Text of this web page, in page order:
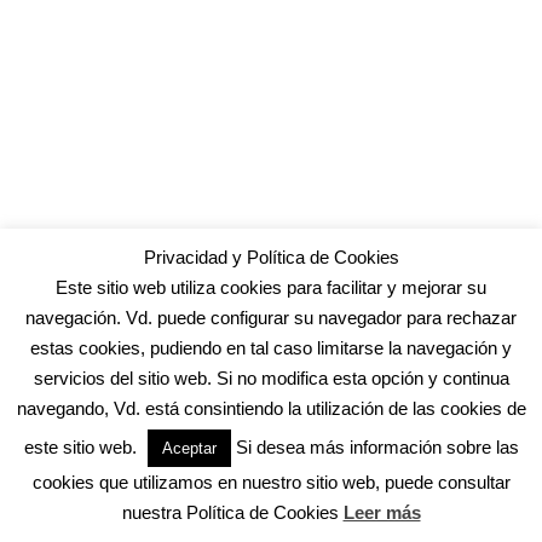
Privacidad y Política de Cookies
Este sitio web utiliza cookies para facilitar y mejorar su
navegación. Vd. puede configurar su navegador para rechazar
estas cookies, pudiendo en tal caso limitarse la navegación y
servicios del sitio web. Si no modifica esta opción y continua
navegando, Vd. está consintiendo la utilización de las cookies de
este sitio web.
Aceptar
Si desea más información sobre las
cookies que utilizamos en nuestro sitio web, puede consultar
nuestra Política de Cookies Leer más